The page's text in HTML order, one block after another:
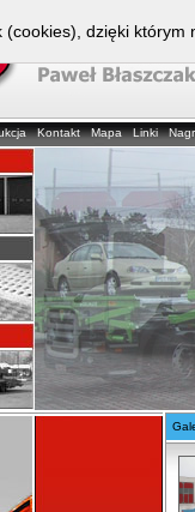
Kontakt Mapa Linki
(cookies), dzięki którym